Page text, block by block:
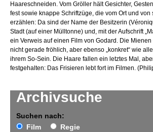
Archivsuche
Suchen nach:
Film
Regie
Haareschneiden. Vom Gröller hält Gesichter,
fest sowie knappe Schriftzüge, die vom Ort und von
erzählen: Da sind der Name der Besitzerin
Stadt (auf einer Mülltonne) und, mit der Aufschrift
ein Verweis auf einen Film von Godard. Die
nicht gerade fröhlich, aber ebenso „konkret“ wie
ihrem So-Sein. Die Haare fallen ein letztes Mal,
festgehalten: Das Frisieren lebt fort im Filmen.